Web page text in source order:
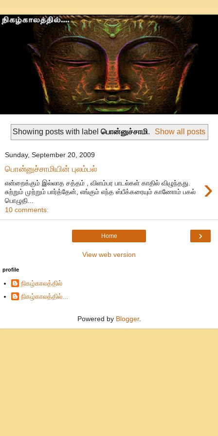
Showing posts with label பொன்னுச்சாமி. Show all posts
Sunday, September 20, 2009
பொன்னுச்சாமியின் புலம்பல்
›
என்றைக்கும் இல்லாத சத்தம் , விளம்பர பாடல்கள் காதில் விழுந்தது.
சுற்றும் முற்றும் பார்த்தேன், எங்கும் எந்த ஸ்பீக்கரையும் காணோம் பகல்
பொழுதி...
10 comments:
›
Home
View web version
profile
நிகழ்காலத்தில்
நிகழ்காலத்தில்...
Powered by Blogger.